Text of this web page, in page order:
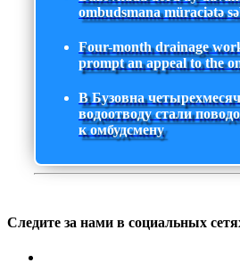
ombudsmana müraciətə
Four-month drainage
prompt an appeal to the
В Бузовна
водоотводу стали
к омбудсмену
Следите за нами в социальных